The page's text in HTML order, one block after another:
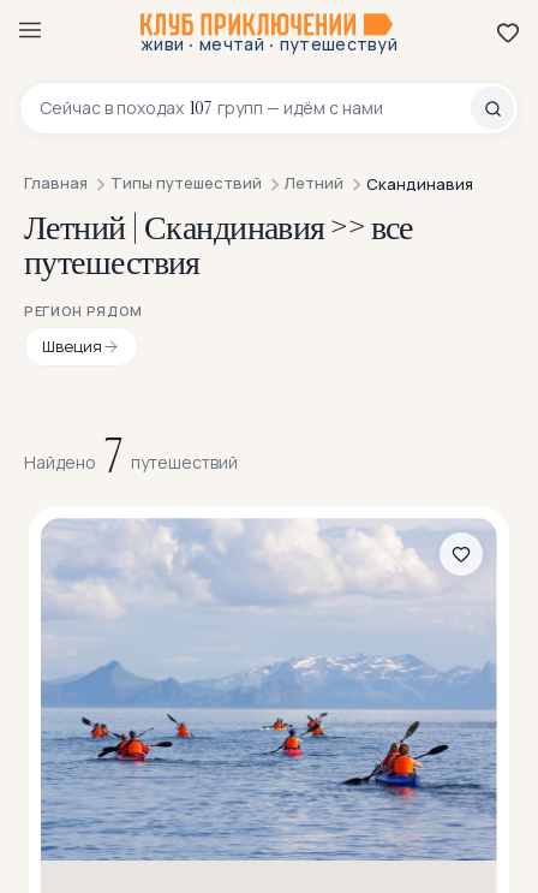
живи · мечтай · путешествуй
Сейчас в походах 107 групп — идём с нами
8 800 200-70-23
Главная Типы путешествий Летний Скандинавия
Летний | Скандинавия >> все
путешествия
РЕГИОН РЯДОМ
Швеция
Найдено 7 путешествий